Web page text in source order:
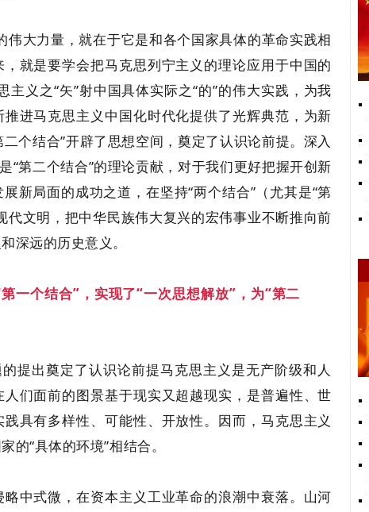
伟大力量，就在于它是和各个国家具体的革命实践相
就是要学会把马克思列宁主义的理论应用于中国的
主义之“矢”射中国具体实际之“的”的伟大实践，为我
进马克思主义中国化时代化提供了光辉典范，为新
二个结合”开辟了思想空间，奠定了认识论前提。深入
“第二个结合”的理论贡献，对于我们更好把握开创新
新局面的成功之道，在坚持“两个结合”（尤其是“第
代文明，把中华民族伟大复兴的宏伟事业不断推向前
深远的历史意义。
一个结合”，实现了“一次思想解放”，为“第二
提出奠定了认识论前提马克思主义是无产阶级和人
们面前的图景基于现实又超越现实，是普遍性、世
具有多样性、可能性、开放性。因而，马克思主义
的“具体的环境”相结合。
中式微，在资本主义工业革命的浪潮中衰落。山河